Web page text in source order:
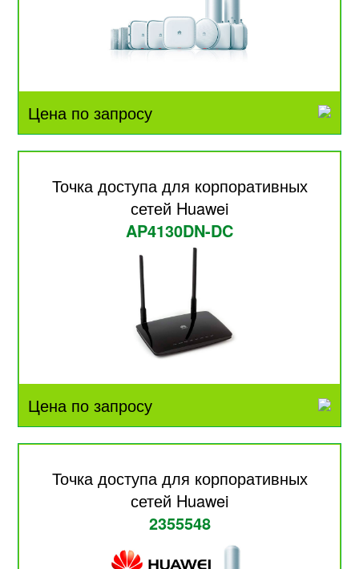
Цена по запросу
Точка доступа для корпоративных
сетей Huawei
AP4130DN-DC
Цена по запросу
Точка доступа для корпоративных
сетей Huawei
2355548